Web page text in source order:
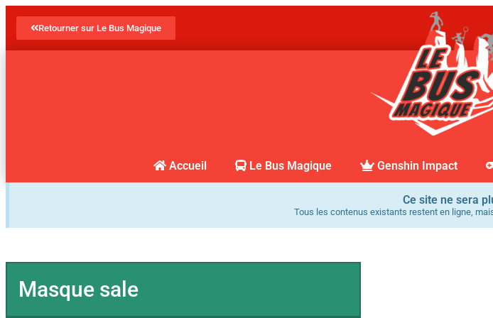
Retourner sur Le Bus Magique
Accueil Le Bus Magique Genshin Impact
Ce site ne sera
Tous les contenus existants restent en ligne,
Masque sale